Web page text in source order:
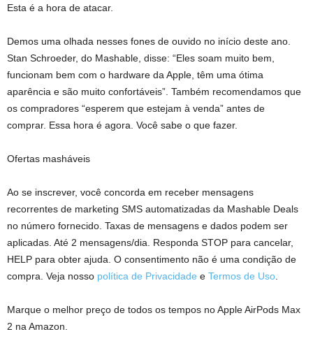
Esta é a hora de atacar.
Demos uma olhada nesses fones de ouvido no início deste ano.
Stan Schroeder, do Mashable, disse: “Eles soam muito bem,
funcionam bem com o hardware da Apple, têm uma ótima
aparência e são muito confortáveis”. Também recomendamos que
os compradores “esperem que estejam à venda” antes de
comprar. Essa hora é agora. Você sabe o que fazer.
Ofertas masháveis
Ao se inscrever, você concorda em receber mensagens
recorrentes de marketing SMS automatizadas da Mashable Deals
no número fornecido. Taxas de mensagens e dados podem ser
aplicadas. Até 2 mensagens/dia. Responda STOP para cancelar,
HELP para obter ajuda. O consentimento não é uma condição de
compra. Veja nosso política de Privacidade e Termos de Uso
Marque o melhor preço de todos os tempos no Apple AirPods Max
2 na Amazon.